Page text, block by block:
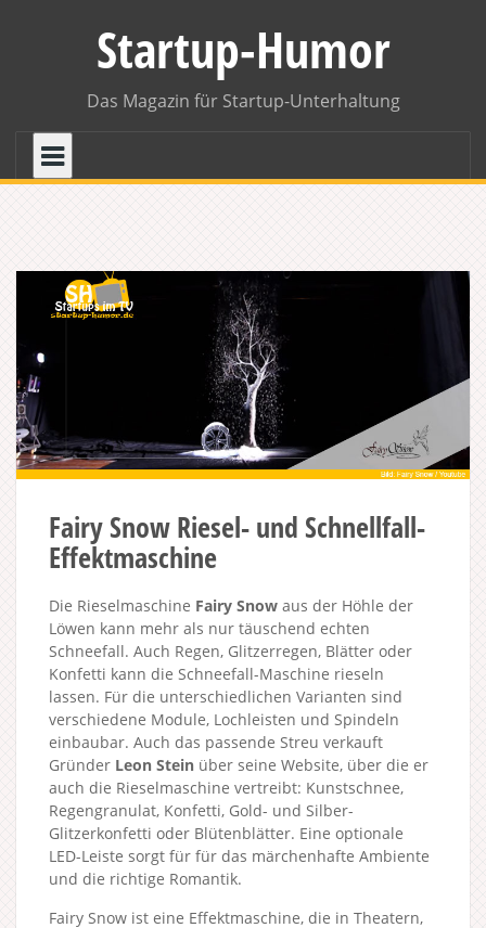
Startup-Humor
Das Magazin für Startup-Unterhaltung
Fairy Snow Riesel- und Schnellfall-
Effektmaschine
Die Rieselmaschine Fairy Snow aus der Höhle der
Löwen kann mehr als nur täuschend echten
Schneefall. Auch Regen, Glitzerregen, Blätter oder
Konfetti kann die Schneefall-Maschine rieseln
lassen. Für die unterschiedlichen Varianten sind
verschiedene Module, Lochleisten und Spindeln
einbaubar. Auch das passende Streu verkauft
Gründer Leon Stein über seine Website, über die er
auch die Rieselmaschine vertreibt: Kunstschnee,
Regengranulat, Konfetti, Gold- und Silber-
Glitzerkonfetti oder Blütenblätter. Eine optionale
LED-Leiste sorgt für für das märchenhafte Ambiente
und die richtige Romantik.
Fairy Snow ist eine Effektmaschine, die in Theatern,